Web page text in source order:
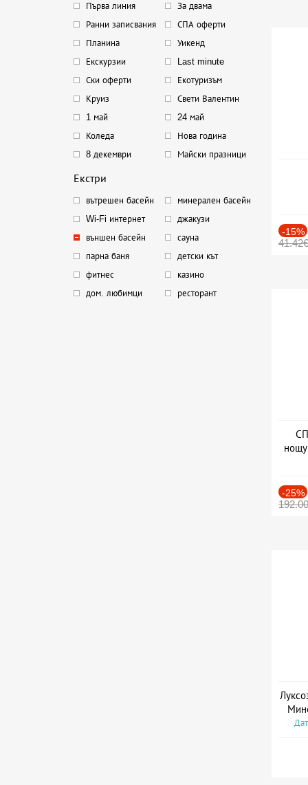
Първа линия
За двама
Ранни записвания
СПА оферти
Планина
Уикенд
Екскурзии
Last minute
Ски оферти
Екотуризъм
Круиз
Свети Валентин
1 май
24 май
Коледа
Нова година
8 декември
Майски празници
Екстри
вътрешен басейн
минерален басейн
Wi-Fi интернет
джакузи
външен басейн
сауна
парна баня
детски кът
фитнес
казино
дом. любимци
ресторант
-15%
41.42€
-25%